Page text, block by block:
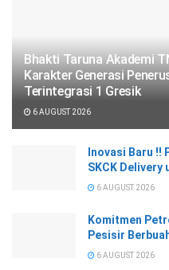
Bhakti Taruna Akademi
Karakter Generasi
Terintegrasi 1 Gresik
6 AUGUST 2026
Inovasi Baru !!
SKCK Delivery
6 AUGUST 2026
Komitmen
Pesisir
6 AUGUST 2026